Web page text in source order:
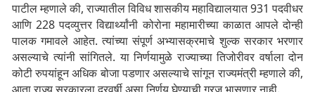
पाटील म्हणाले की, राज्यातील विविध शासकीय महाविद्यालयात 931 पदवीधर
आणि 228 पदव्युत्तर विद्यार्थ्यांनी कोरोना महामारीच्या काळात आपले दोन्ही
पालक गमावले आहेत. त्यांच्या संपूर्ण अभ्यासक्रमाचे शुल्क सरकार भरणार
असल्याचे त्यांनी सांगितले. या निर्णयामुळे राज्याच्या तिजोरीवर वर्षाला दोन
कोटी रुपयांहून अधिक बोजा पडणार असल्याचे सांगून राज्यमंत्री म्हणाले की,